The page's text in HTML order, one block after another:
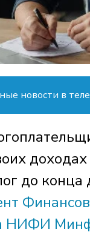
новости в
до
НИФИ